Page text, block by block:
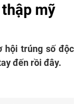
mỹ
hội trúng số độc
đến rồi đây.